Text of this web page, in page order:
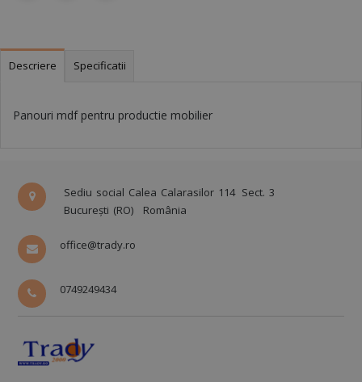
Descriere Specificatii
Panouri mdf pentru productie mobilier
Sediu social Calea Calarasilor 114 Sect. 3
București (RO)
România
office@trady.ro
0749249434